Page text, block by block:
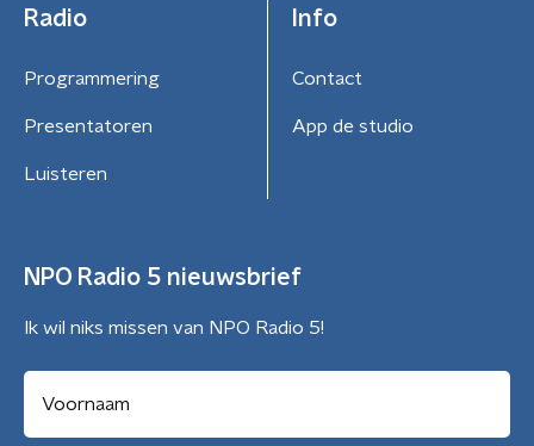
Radio
Programmering
Presentatoren
Luisteren
Info
Contact
App de studio
NPO Radio 5 nieuwsbrief
Ik wil niks missen van NPO Radio 5!